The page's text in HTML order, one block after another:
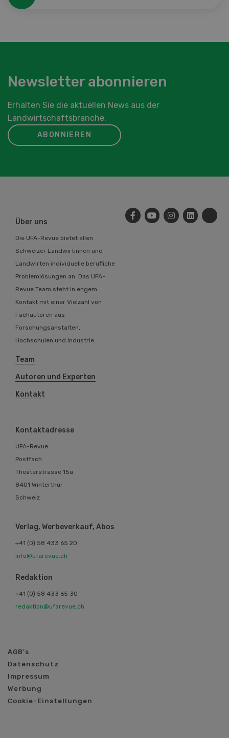
Newsletter abonnieren
Erhalten Sie die aktuellen News aus der
Landwirtschaftsbranche.
ABONNIEREN
Über uns
Die UFA-Revue bietet allen
Schweizer Landwirtinnen und
Landwirten individuelle berufliche
Problemlösungen an. Das UFA-
Revue Team steht in engem
Kontakt mit einer Vielzahl von
Fachautoren aus
Forschungsanstalten,
Hochschulen und Industrie.
Team
Autoren und Experten
Kontakt
Kontaktadresse
UFA-Revue
Postfach
Theaterstrasse 15a
8401 Winterthur
Schweiz
Verlag, Werbeverkauf, Abos
+41 (0) 58 433 65 20
info@ufarevue.ch
Redaktion
+41 (0) 58 433 65 30
redaktion@ufarevue.ch
AGB's
Datenschutz
Impressum
Werbung
Cookie-Einstellungen